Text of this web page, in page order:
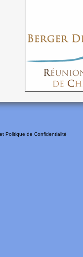
Politique de Confidentialité